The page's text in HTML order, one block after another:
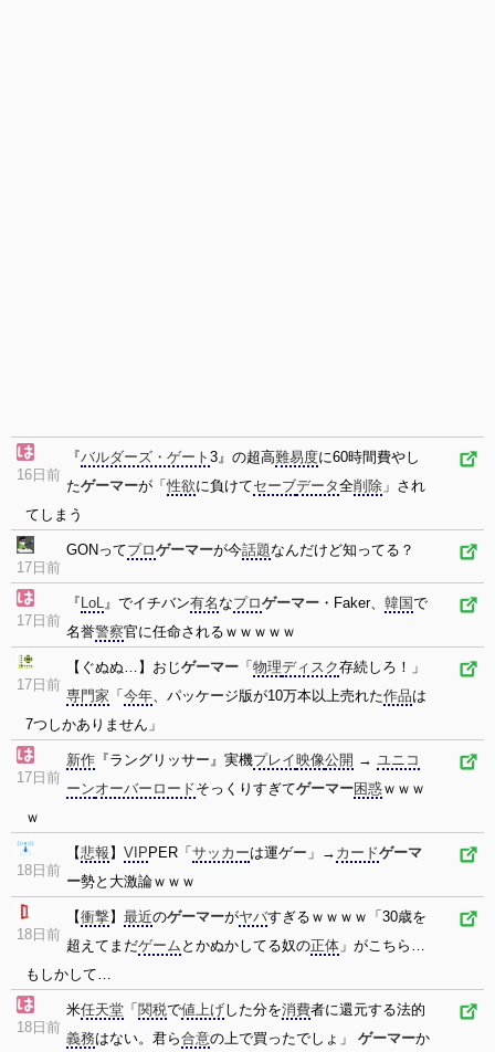
16日前
『バルダーズ・ゲート 3』の超高難易度に60時間費やし
たゲーマーが「性欲に負けてセーブデータ全削除 」され
てしまう
17日前
GONってプロゲーマーが今話題なんだけど知ってる？
17日前
『 LoL』でイチバン有名なプロゲーマー ・Faker、 韓国で
名誉警察官に任命されるｗｗｗｗｗ
17日前
【ぐぬぬ…】おじゲーマー 「 物理ディスク存続しろ！」
専門家 「 今年、パッケージ版が10万本以上売れた作品は
7つしかありません」
17日前
新作 『ラングリッサー』実機プレイ映像公開 → ユニコ
ーンオーバーロードそっくりすぎてゲーマー困惑ｗｗｗ
ｗ
18日前
【悲報 】 VIP PER「 サッカーは運ゲー」→ カードゲーマ
ー勢と大激論ｗｗｗ
18日前
【衝撃】 最近のゲーマーがヤバすぎるｗｗｗｗ「30歳を
超えてまだゲーム とかぬかしてる奴の正体 」がこちら…
もしかして…
18日前
米任天堂 「 関税で値上げした分を消費者に還元する法的
義務はない。君ら合意の上で買ったでしょ」 ゲーマーか